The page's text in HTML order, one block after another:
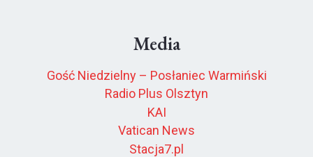
Media
Gość Niedzielny – Posłaniec Warmiński
Radio Plus Olsztyn
KAI
Vatican News
Stacja7.pl